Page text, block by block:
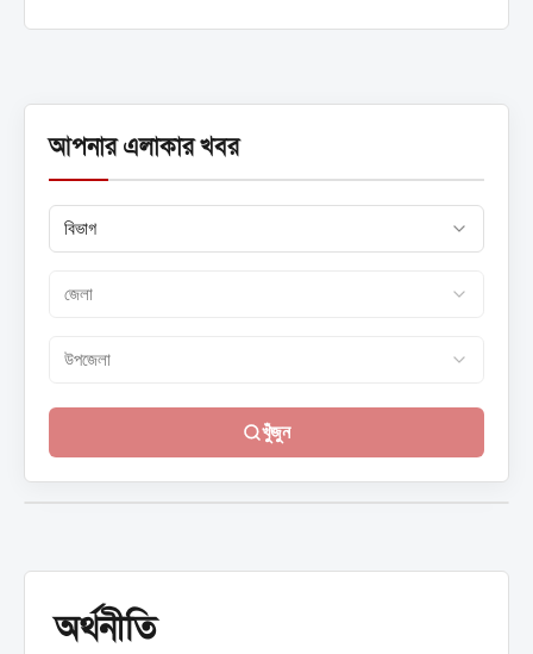
করা এ আদেশ অবিলম্বে কার্যকর হবে বলেও জানানো হয়েছে। প্রজ্ঞাপনে
আপনার এলাকার খবর
খুঁজুন
অর্থনীতি